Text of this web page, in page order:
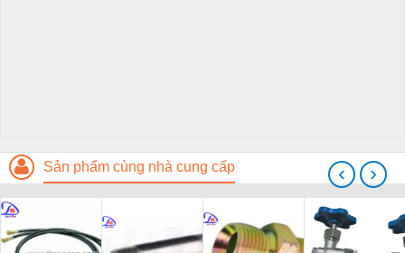
Sản phẩm cùng nhà cung cấp ‹ ›